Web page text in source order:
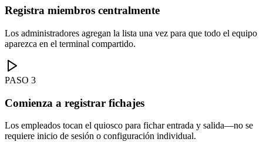
Registra miembros centralmente
Los administradores agregan la lista una vez para que todo el equipo
aparezca en el terminal compartido.
PASO 3
Comienza a registrar fichajes
Los empleados tocan el quiosco para fichar entrada y salida—no se
requiere inicio de sesión o configuración individual.